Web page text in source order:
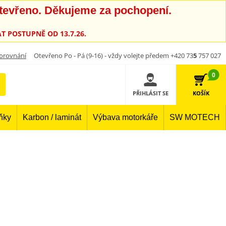
Děkujeme za pochopení.
POSTUPNĚ OD 13.7.26.
Otevřeno Po - Pá (9-16) - vždy volejte předem +420 735757 027
PŘIHLÁSIT SE
0
KOŠÍK
Karbon / laminát Výbava motorkáře SW MOTECH